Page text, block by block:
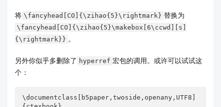
    \fancyhf{}
    \fancyhead[CO]{\zihao{5}\rightmark}
    \fancyhead[CE]{\zihao{5}\makebox[6\ccwd][s]
{这是一本书}}
眉横线宽度为0.5pt
    \fancyfoot[LE,RO]{--~\thepage~--}  %奇数页右下
将 \fancyhead[CO]{\zihao{5}\rightmark} 替换为
\fancyhead[CO]{\zihao{5}\makebox[6\ccwd][s]
{\rightmark}} 。
另外你似乎多删除了 hyperref 宏包的调用。或许可以试试这
个：
\documentclass[b5paper,twoside,openany,UTF8]